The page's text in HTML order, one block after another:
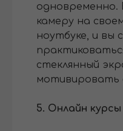
одновременно.
камеру на
ноутбуке, и вы
стеклянный
мотивировать
5. Онлайн курсы